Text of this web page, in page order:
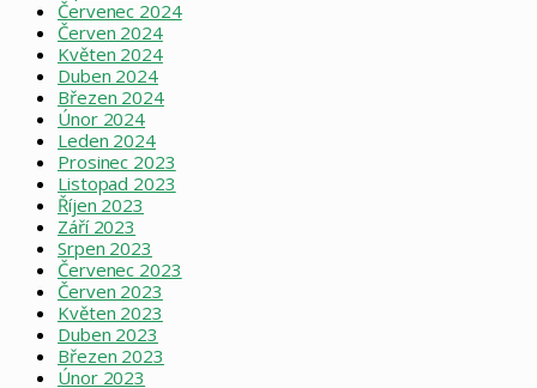
Červenec 2024
Červen 2024
Květen 2024
Duben 2024
Březen 2024
Únor 2024
Leden 2024
Prosinec 2023
Listopad 2023
Říjen 2023
Září 2023
Srpen 2023
Červenec 2023
Červen 2023
Květen 2023
Duben 2023
Březen 2023
Únor 2023